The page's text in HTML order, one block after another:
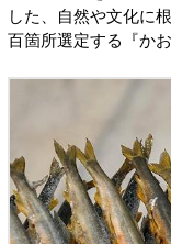
した、自然や文化に
百箇所選定する『か